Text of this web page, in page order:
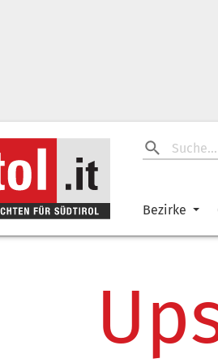
Bezirke